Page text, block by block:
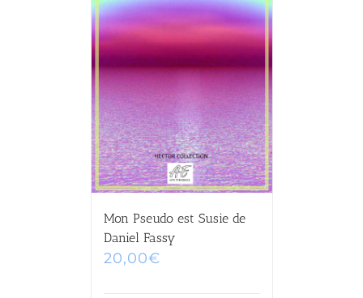
Mon Pseudo est Susie de
Daniel Fassy
20,00€